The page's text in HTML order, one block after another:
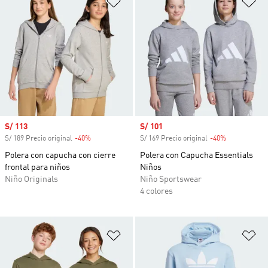
Precio de venta
S/ 113
S/ 189 Precio original -40%
Polera con capucha con cierre
frontal para niños
Niño Originals
Precio de venta
S/ 101
S/ 169 Precio original -40%
Polera con Capucha Essentials
Niños
Niño Sportswear
4 colores
Añadir a la lista de deseos